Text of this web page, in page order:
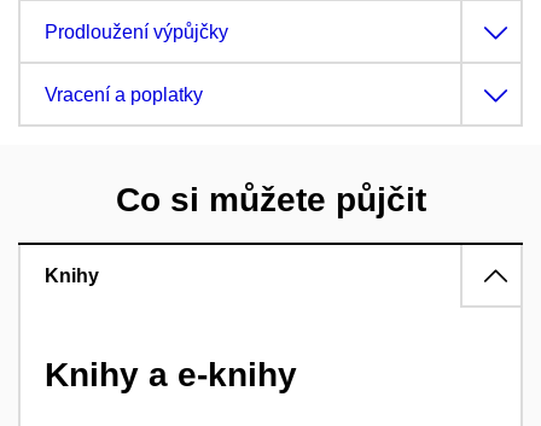
Prodloužení výpůjčky
Vracení a poplatky
Co si můžete půjčit
Knihy
Knihy a e-knihy